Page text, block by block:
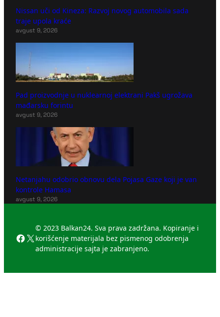
Nissan uči od Kineza: Razvoj novog automobila sada
traje upola kraće
avgust 9, 2026
Pad proizvodnje u nuklearnoj elektrani Pakš ugrožava
mađarsku forintu
avgust 9, 2026
Netanjahu odobrio obnovu dela Pojasa Gaze koji je van
kontrole Hamasa
avgust 9, 2026
Facebook
X
© 2023 Balkan24. Sva prava zadržana. Kopiranje i
korišćenje materijala bez pismenog odobrenja
administracije sajta je zabranjeno.